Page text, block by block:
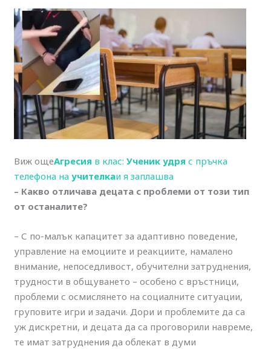
Виж ощеАгресия в клас:Ученик удря с пръчка
телефона научителкаи я заплашва
– Какво отличава децата с проблеми от този тип
от останалите?
– С по-малък капацитет за адаптивно поведение,
управление на емоциите и реакциите, намалено
внимание, непоседливост, обучителни затруднения,
трудности в общуването – особено с връстници,
проблеми с осмислянето на социалните ситуации,
груповите игри и задачи. Дори и проблемите да са
уж дискретни, и децата да са проговорили навреме,
те имат затруднения да облекат в думи